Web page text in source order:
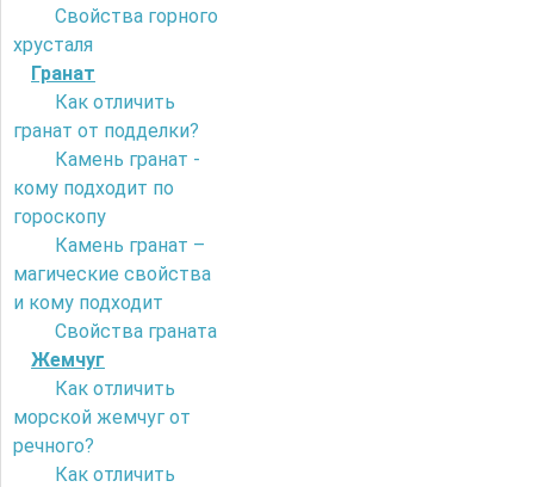
Свойства горного
хрусталя
Гранат
Как отличить
гранат от подделки?
Камень гранат -
кому подходит по
гороскопу
Камень гранат –
магические свойства
и кому подходит
Свойства граната
Жемчуг
Как отличить
морской жемчуг от
речного?
Как отличить